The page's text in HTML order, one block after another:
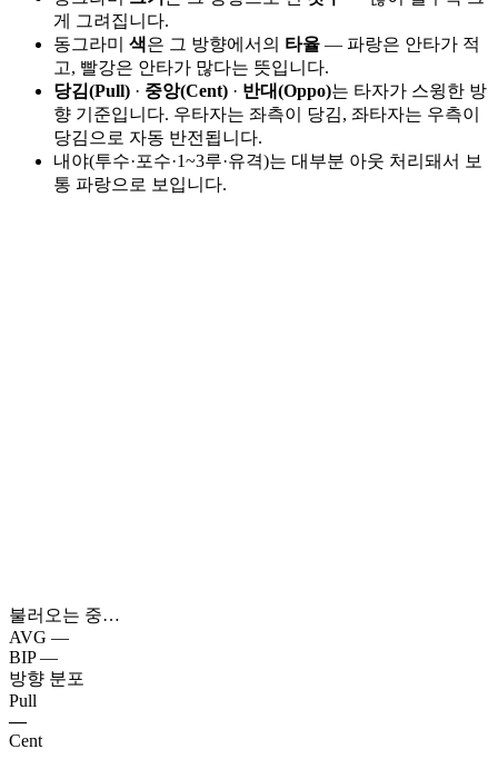
게 그려집니다.
동그라미 색은 그 방향에서의 타율 — 파랑은 안타가 적
고, 빨강은 안타가 많다는 뜻입니다.
당김(Pull) · 중앙(Cent) · 반대(Oppo)는 타자가 스윙한 방
향 기준입니다. 우타자는 좌측이 당김, 좌타자는 우측이
당김으로 자동 반전됩니다.
내야(투수·포수·1~3루·유격)는 대부분 아웃 처리돼서 보
통 파랑으로 보입니다.
불러오는 중…
AVG —
BIP —
방향 분포
Pull
—
Cent